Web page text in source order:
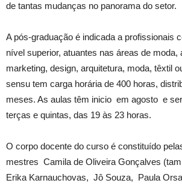
de tantas mudanças no panorama do setor.
A pós-graduação é indicada a profissionais
nível superior, atuantes nas áreas de moda,
marketing, design, arquitetura, moda, têxtil
sensu tem carga horária de 400 horas,
meses. As aulas têm inicio em agosto e
terças e quintas, das 19 às 23 horas.
O corpo docente do curso é constituído
mestres Camila de Oliveira Gonçalves
Erika Karnauchovas, Jô Souza, Paula